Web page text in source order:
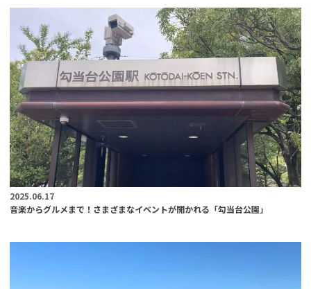
2025.06.17
音楽からグルメまで！さまざまなイベントが開かれる「勾当台公園」